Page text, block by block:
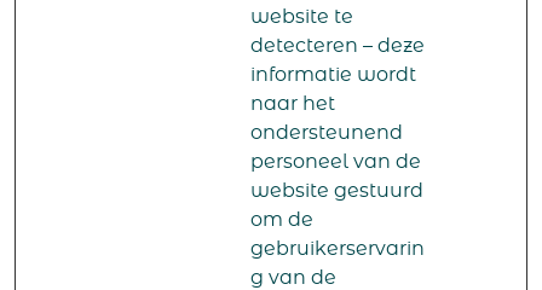
website te
detecteren – deze
informatie wordt
naar het
ondersteunend
personeel van de
website gestuurd
om de
gebruikerservarin
g van de